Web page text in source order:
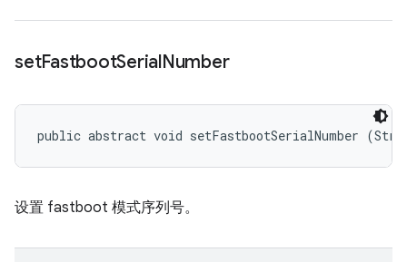
setFastbootSerialNumber
public abstract void setFastbootSerialNumber
设置 fastboot 模式序列号。